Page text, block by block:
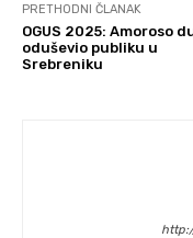
PRETHODNI ČLANAK
OGUS 2025: Amoroso
oduševio publiku u
Srebreniku